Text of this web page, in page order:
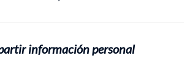
información personal